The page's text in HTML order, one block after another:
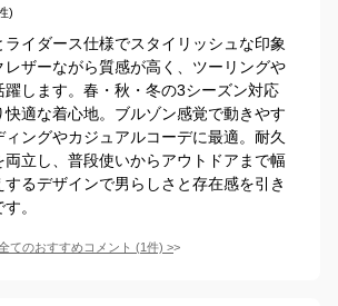
)
ライダース仕様でスタイリッシュな印象
レザーながら質感が高く、ツーリングや
躍します。春・秋・冬の3シーズン対応
快適な着心地。ブルゾン感覚で動きやす
ィングやカジュアルコーデに最適。耐久
立し、普段使いからアウトドアまで幅
るデザインで男らしさと存在感を引き
。
てのおすすめコメント (1件) >